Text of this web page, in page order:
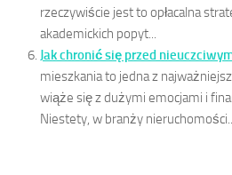
rzeczywiście jest to opłacalna
akademickich popyt...
Jak chronić się przed
mieszkania to jedna z
wiąże się z dużymi emocjami i
Niestety, w branży